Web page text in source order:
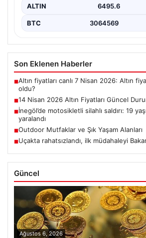
ALTIN 6495.6
BTC 3064569
Son Eklenen Haberler
■Altın fiyatları canlı 7 Nisan 2026: Altın
oldu?
■14 Nisan 2026 Altın Fiyatları Güncel
■İnegöl’de motosikletli silahlı saldırı: 19
yaralandı
■Outdoor Mutfaklar ve Şık Yaşam Alanları
■Uçakta rahatsızlandı, ilk müdahaleyi
Güncel
Ağustos 6, 2026